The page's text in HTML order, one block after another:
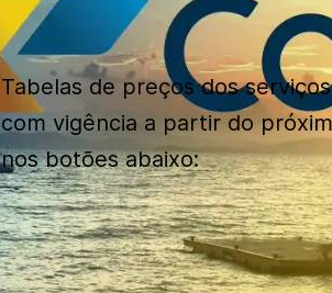
Tabelas de preços dos
com vigência a partir do
nos botões abaixo: